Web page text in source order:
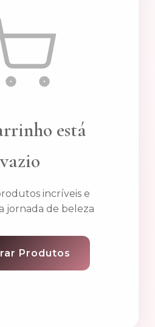
está
vazio
incríveis e
jornada de beleza
Produtos